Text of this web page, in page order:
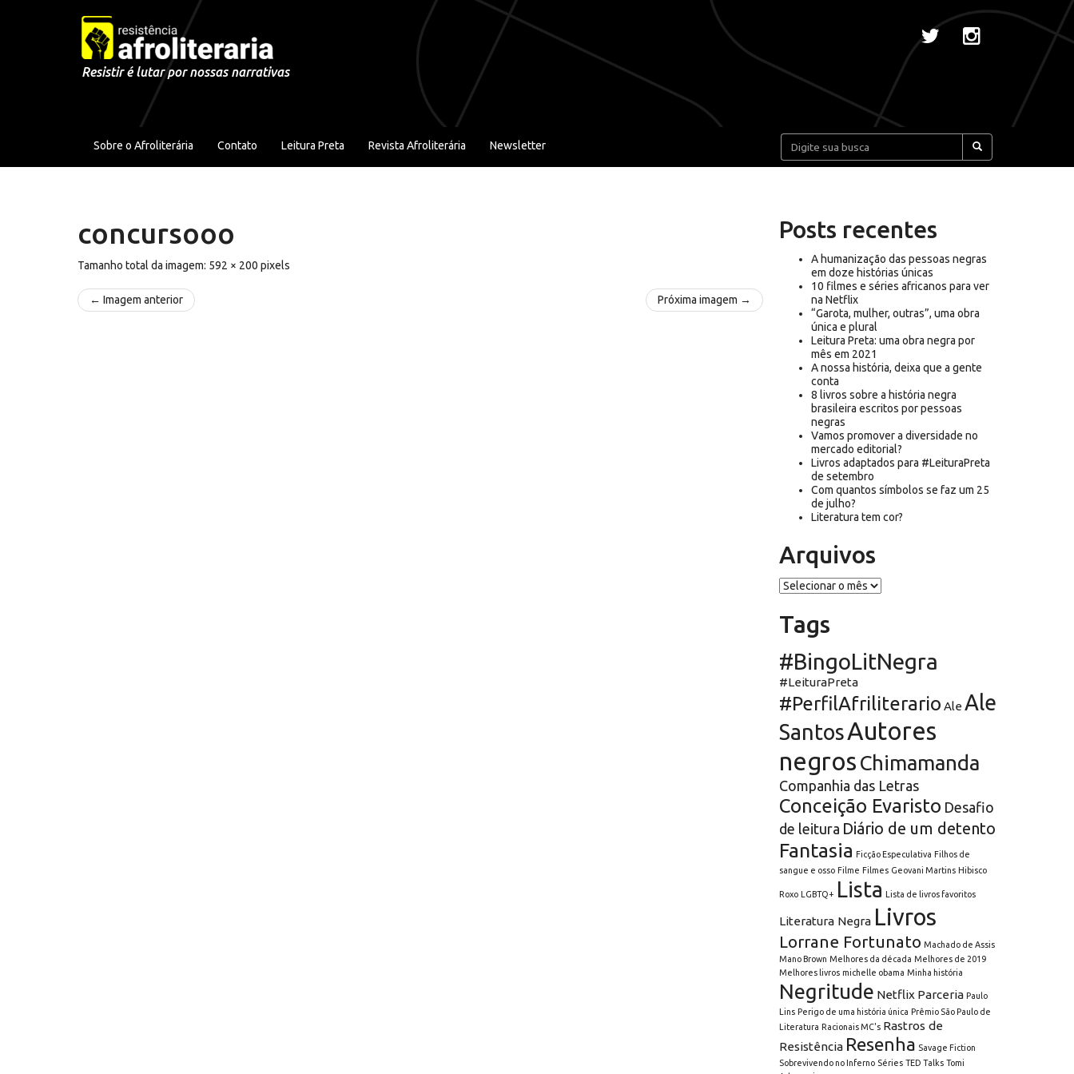
Pular para o conteúdo
Resistir é lutar por nossas narrativas
Sobre o Afroliterária Contato Leitura Preta Revista Afroliterária Newsletter Pesquisar:
concursooo
Tamanho total da imagem: 592 × 200 pixels
← Imagem anterior Próxima imagem →
Posts recentes
A humanização das pessoas negras
em doze histórias únicas
10 filmes e séries africanos para ver
na Netflix
“Garota, mulher, outras”, uma obra
única e plural
Leitura Preta: uma obra negra por
mês em 2021
A nossa história, deixa que a gente
conta
8 livros sobre a história negra
brasileira escritos por pessoas
negras
Vamos promover a diversidade no
mercado editorial?
Livros adaptados para #LeituraPreta
de setembro
Com quantos símbolos se faz um 25
de julho?
Literatura tem cor?
Arquivos
Arquivos
Tags
#BingoLitNegra
#LeituraPreta
#PerfilAfriliterario Ale Ale
SantosAutores
negros Chimamanda
Companhia das Letras
Conceição Evaristo Desafio
de leitura Diário de um detento
Fantasia Ficção Especulativa Filhos de
sangue e osso Filme Filmes Geovani Martins Hibisco
Roxo LGBTQ+ Lista Lista de livros favoritos
Literatura Negra Livros
Lorrane Fortunato Machado de Assis
Mano Brown Melhores da década Melhores de 2019
Melhores livros michelle obama Minha história
Negritude Netflix Parceria Paulo
Lins Perigo de uma história única Prêmio São Paulo de
Literatura Racionais MC's Rastros de
Resistência Resenha Savage Fiction
Sobrevivendo no Inferno Séries TED Talks Tomi